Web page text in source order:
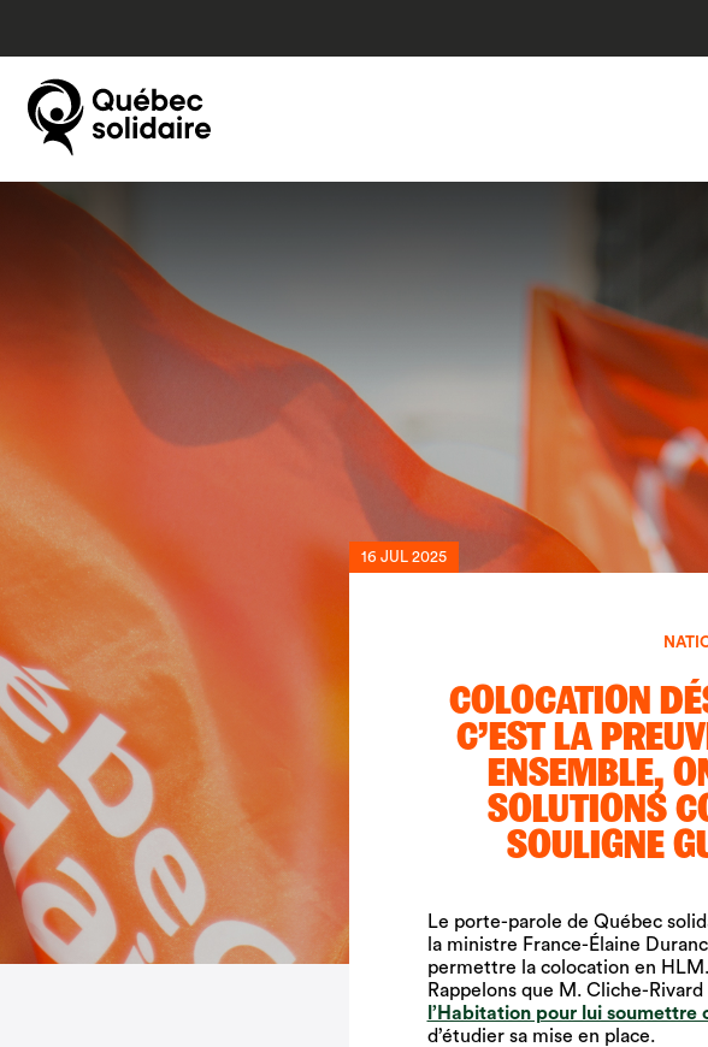
16 JUL 2025
COLOCATION
C’EST LA
ENSEMBLE,
SOLUTIONS
SOULIGNE
Le porte-parole de Québec
la ministre France-Élaine
permettre la colocation en HLM.
Rappelons que M. Cliche-
l’Habitation pour lui soumettre
d’étudier sa mise en place.